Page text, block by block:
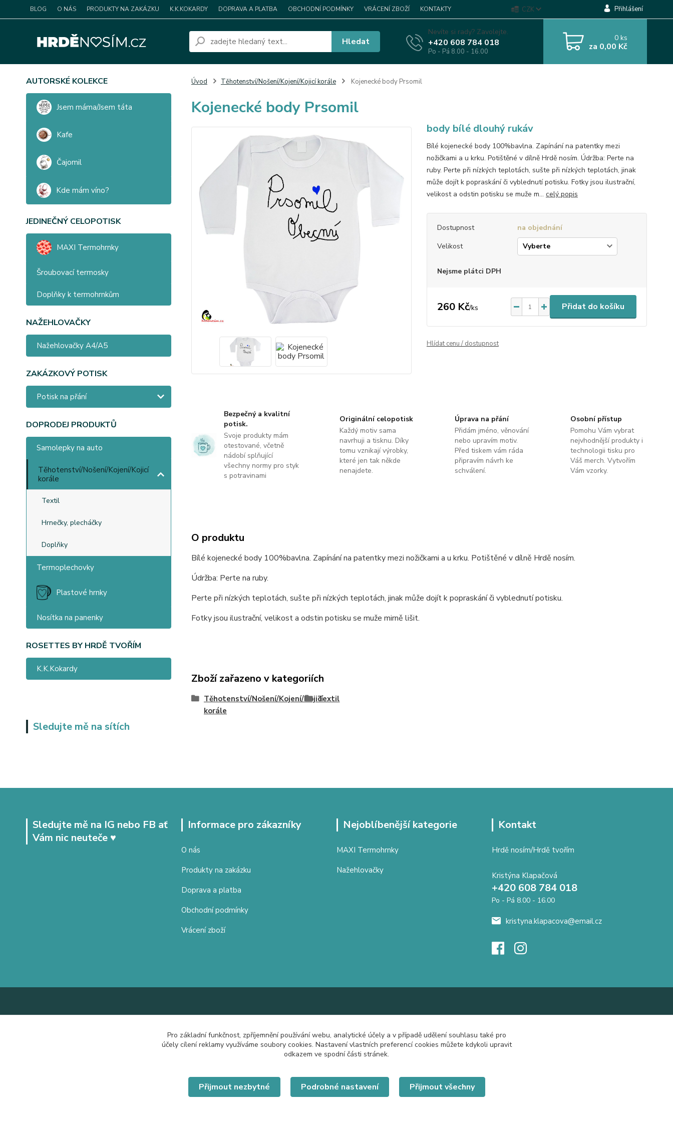
BLOG O NÁS PRODUKTY NA ZAKÁZKU K.K.KOKARDY DOPRAVA A PLATBA OBCHODNÍ PODMÍNKY VRÁCENÍ ZBOŽÍ KONTAKTY CZK Přihlášení
Hledat
Nevíte si rady? Zavolejte.
+420 608 784 018
Po - Pá 8.00 - 16.00
0ks
za 0,00 Kč
AUTORSKÉ KOLEKCE
Jsem máma/Jsem táta
Kafe
Čajomil
Kde mám víno?
JEDINEČNÝ CELOPOTISK
MAXI Termohrnky
Šroubovací termosky
Doplňky k termohrnkům
NAŽEHLOVAČKY
Nažehlovačky A4/A5
ZAKÁZKOVÝ POTISK
Potisk na přání
DOPRODEJ PRODUKTŮ
Samolepky na auto
Těhotenství/Nošení/Kojení/Kojicí
korále
Textil
Hrnečky, plecháčky
Doplňky
Termoplechovky
Plastové hrnky
Nosítka na panenky
ROSETTES BY HRDĚ TVOŘÍM
K.K.Kokardy
Sledujte mě na sítích
Úvod Těhotenství/Nošení/Kojení/Kojicí korále Kojenecké body Prsomil
Kojenecké body Prsomil
body bílé dlouhý rukáv
Bílé kojenecké body 100%bavlna. Zapínání na patentky mezi
nožičkami a u krku. Potištěné v dílně Hrdě nosím. Údržba: Perte na
ruby. Perte při nízkých teplotách, sušte při nízkých teplotách, jinak
může dojít k popraskání či vyblednutí potisku. Fotky jsou ilustrační,
velikost a odstin potisku se muže m... celý popis
Dostupnost
na objednání
Velikost
Nejsme plátci DPH
260 Kč/ks Přidat do košíku
Hlídat cenu / dostupnost
Bezpečný a kvalitní
potisk.
Svoje produkty mám
otestované, včetně
nádobí splňující
všechny normy pro styk
s potravinami
Originální celopotisk
Každý motiv sama
navrhuji a tisknu. Díky
tomu vznikají výrobky,
které jen tak někde
nenajdete.
Úprava na přání
Přidám jméno, věnování
nebo upravím motiv.
Před tiskem vám ráda
připravím návrh ke
schválení.
Osobní přístup
Pomohu Vám vybrat
nejvhodnější produkty i
technologii tisku pro
Váš merch. Vytvořím
Vám vzorky.
O produktu
Bílé kojenecké body 100%bavlna. Zapínání na patentky mezi nožičkami a u krku. Potištěné v dílně Hrdě nosím.
Údržba: Perte na ruby.
Perte při nízkých teplotách, sušte při nízkých teplotách, jinak může dojít k popraskání či vyblednutí potisku.
Fotky jsou ilustrační, velikost a odstin potisku se muže mirně lišit.
Zboží zařazeno v kategoriích
Těhotenství/Nošení/Kojení/Kojicí
korále
Textil
Sledujte mě na IG nebo FB ať
Vám nic neuteče ♥
Informace pro zákazníky
O nás
Produkty na zakázku
Doprava a platba
Obchodní podmínky
Vrácení zboží
Nejoblíbenější kategorie
MAXI Termohrnky
Nažehlovačky
Kontakt
Hrdě nosím/Hrdě tvořím
Kristýna Klapačová
+420 608 784 018
Po - Pá 8.00 - 16.00
kristyna.klapacova@email.cz
Pro základní funkčnost, zpříjemnění používání webu, analytické účely a v případě udělení souhlasu také pro
účely cílení reklamy využíváme soubory cookies. Nastavení vlastních preferencí cookies můžete kdykoli upravit
odkazem ve spodní části stránek.
Přijmout nezbytné Podrobné nastavení Přijmout všechny